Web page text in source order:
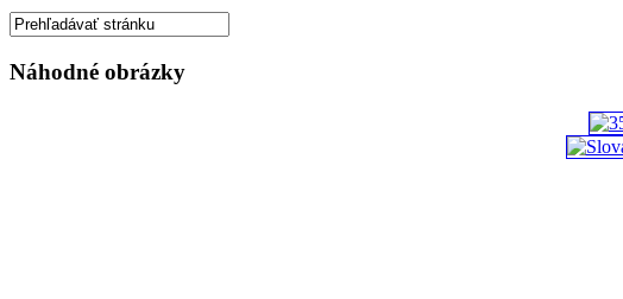
Náhodné obrázky